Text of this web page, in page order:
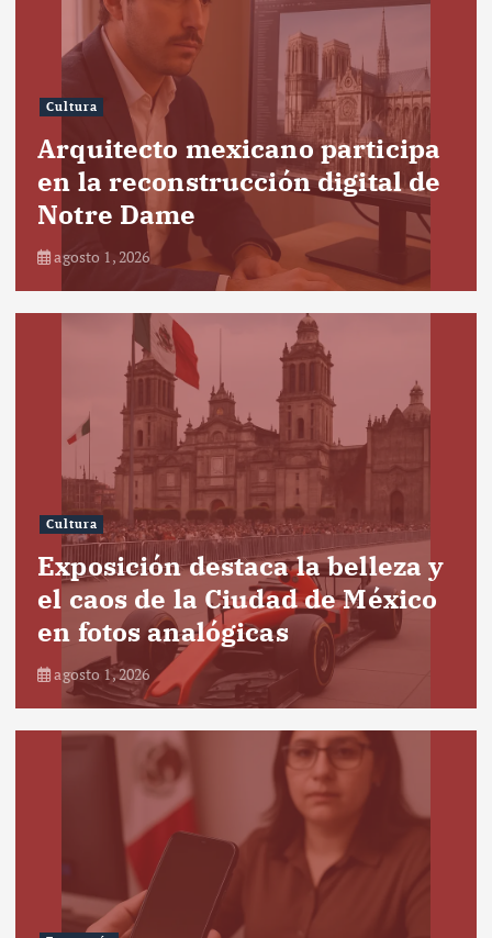
Cultura
Arquitecto mexicano participa
en la reconstrucción digital de
Notre Dame
agosto 1, 2026
Cultura
Exposición destaca la belleza y
el caos de la Ciudad de México
en fotos analógicas
agosto 1, 2026